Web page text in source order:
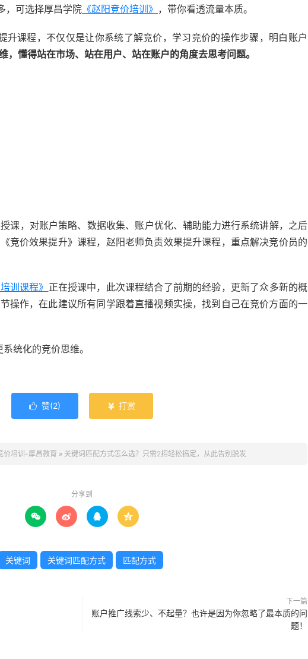
，可选择厚昌学院 《赵阳竞价培训》 ，带你看透流量本质。
升课程，不仅仅是让你系统了解竞价，学习竞价的操作步骤，明白账户
，懂得站在市场、站在用户、站在账户的角度去思考问题。
课，对账户策略、数据收集、账户优化、辅助能力进行系统讲解，之后
竞价效果提升》课程，赵阳老师负责效果提升课程，重点解决竞价员的
训课程》 正在授课中，此次课程结合了前期的经验，更新了众多新的概
操作，在此建议所有同学跟着直播视频实操，找到自己在竞价方面的一
统化的竞价思维。
 赞(2)  打赏
价培训-厚昌教育 » 关键词匹配方式怎么选？只需2招轻松搞定，从此告别脱发
分享到
   
关键词 关键词匹配方式 匹配方式
下一篇
账户推广线索少、不起量？也许是因为你忽略了最本质的问
题！